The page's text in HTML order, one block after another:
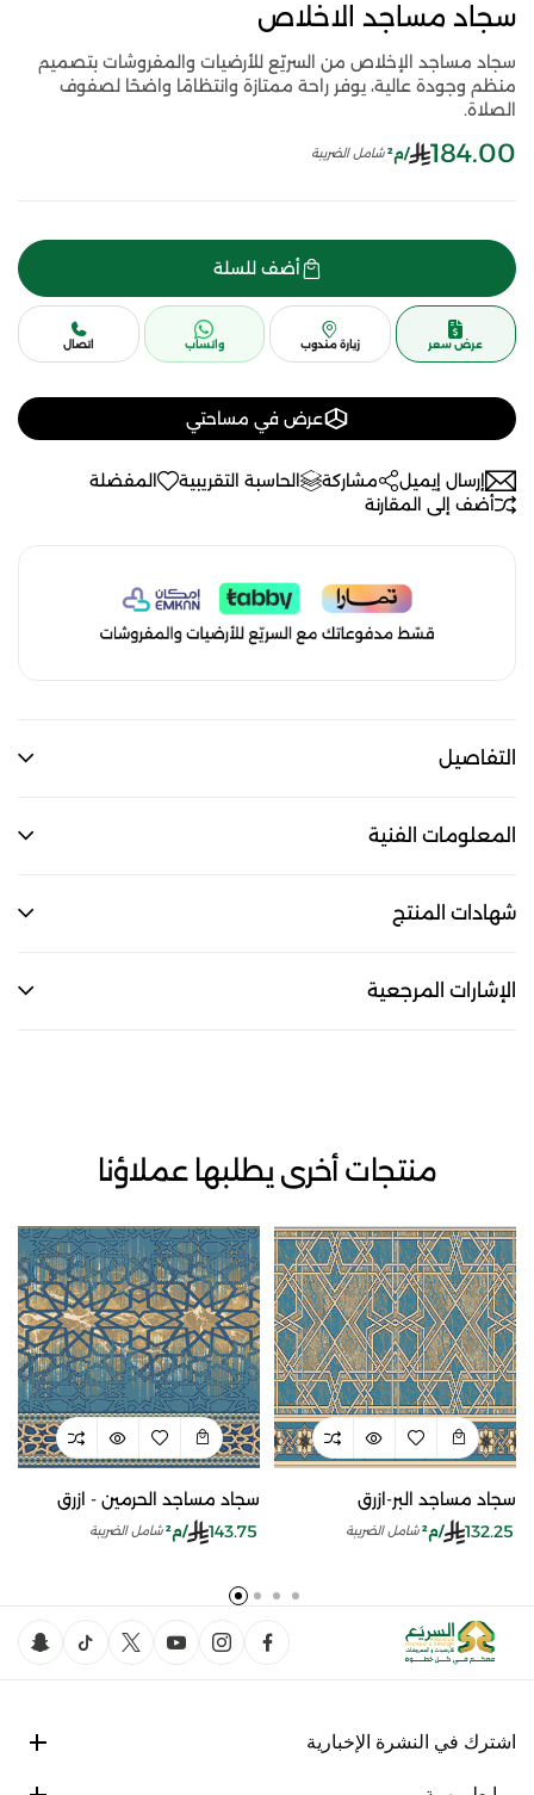
سجاد مساجد الاخلاص
سجاد مساجد الإخلاص من السريّع للأرضيات والمفروشات بتصميم
منظم وجودة عالية، يوفر راحة ممتازة وانتظامًا واضحًا لصفوف
الصلاة.
184.00 /م² شامل الضريبة
أضف للسلة
عرض سعر زيارة مندوب واتساب اتصال
عرض في مساحتي
إرسال إيميل مشاركة الحاسبة التقريبية
المفضلة
أضف إلى المقارنة
التفاصيل
المعلومات الفنية
شهادات المنتج
الإشارات المرجعية
منتجات أخرى يطلبها عملاؤنا
سجاد مساجد الحرمين - ازرق
143.75
/م² شامل الضريبة
سجاد مساجد البر-ازرق
132.25
/م² شامل الضريبة
اشترك في النشرة الإخبارية